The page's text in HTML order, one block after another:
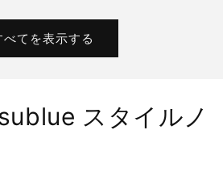
べてを表示する
スタイルノ